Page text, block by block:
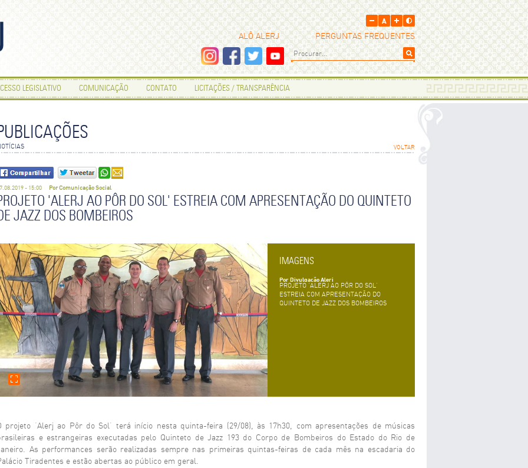
ALÔ ALERJ PERGUNTAS FREQUENTES
LEGISLATIVO COMUNICAÇÃO CONTATO LICITAÇÕES / TRANSPARÊNCIA
VOLTAR
- 15:00 Por Comunicação Social
'ALERJ AO PÔR DO SOL' ESTREIA COM APRESENTAÇÃO DO QUINTETO
JAZZ DOS BOMBEIROS
IMAGENS
Por Divulgação Alerj
PROJETO 'ALERJ AO PÔR DO SOL'
ESTREIA COM APRESENTAÇÃO DO
QUINTETO DE JAZZ DOS BOMBEIROS
projeto ‘Alerj ao Pôr do Sol’ terá início nesta quinta-feira (29/08), às 17h30, com apresentações de músicas
e estrangeiras executadas pelo Quinteto de Jazz 193 do Corpo de Bombeiros do Estado do Rio de
As performances serão realizadas sempre nas primeiras quintas-feiras de cada mês na escadaria do
Tiradentes e estão abertas ao público em geral.
ENVIE POR E-MAIL
Os campos que contém
são de preenchimento
obrigatório.
SEU NOME
E-MAIL DO DESTINATÁRIO
DESEJA RECEBER UMA CÓPIA DA MENSAGEM?
SIM
NÃO
SEU COMENTÁRIO
ENVIAR LIMPAR